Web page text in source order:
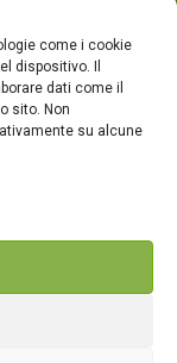
come i cookie
dispositivo. Il
dati come il
sito. Non
su alcune